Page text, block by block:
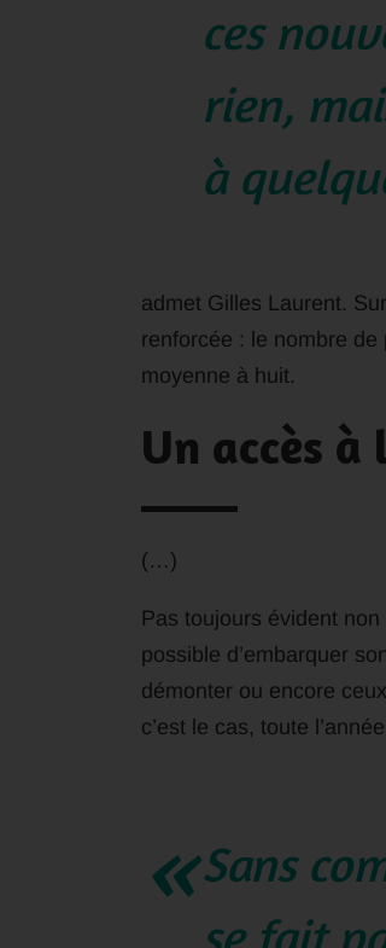
ces
rien,
à
admet Gilles Laurent.
renforcée : le nombre
moyenne à huit.
Un accès
(…)
Pas toujours évident
possible d’embarquer
démonter ou encore
c’est le cas, toute
Sans
se fait